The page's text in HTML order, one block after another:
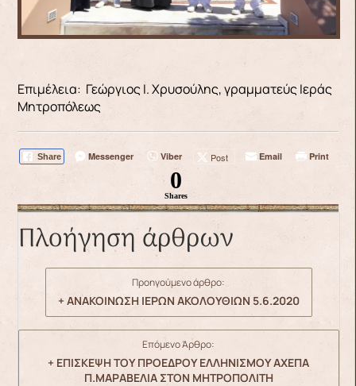
Επιμέλεια: Γεώργιος Ι. Χρυσούλης, γραμματεύς Ιεράς
Μητροπόλεως
Share Messenger Viber Post Email Print
0
Shares
Πλοήγηση άρθρων
Προηγούμενο άρθρο:
+ ΑΝΑΚΟΙΝΩΣΗ ΙΕΡΩΝ ΑΚΟΛΟΥΘΙΩΝ 5.6.2020
Επόμενο Άρθρο:
+ ΕΠΙΣΚΕΨΗ ΤΟΥ ΠΡΟΕΔΡΟΥ ΕΛΛΗΝΙΣΜΟΥ ΑΧΕΠΑ
Π.ΜΑΡΑΒΕΛΙΑ ΣΤΟΝ ΜΗΤΡΟΠΟΛΙΤΗ